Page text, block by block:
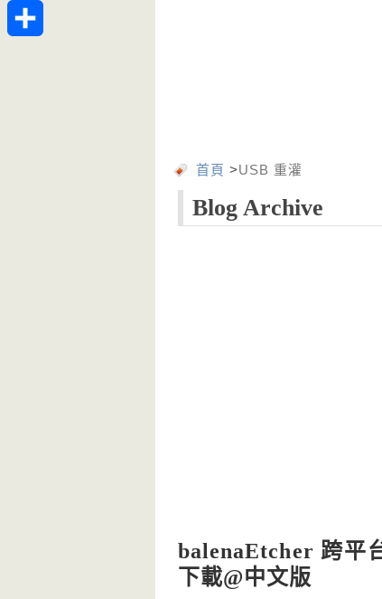
首頁 >USB 重灌
Blog Archive
balenaEtcher 跨平
下載@中文版
Telegram